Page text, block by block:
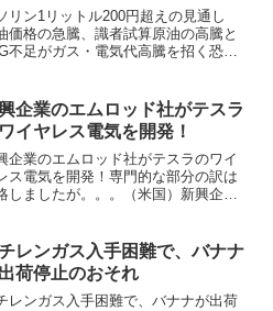
リン1リットル200円超えの見通し
価格の急騰、識者試算原油の高騰と
不足がガス・電気代高騰を招く恐れ
間9日朝）に始まった取引で、米国産
原油の...
企業のエムロッド社がテスラ
イヤレス電気を開発！
企業のエムロッド社がテスラのワイ
ス電気を開発！専門的な部分の訳は
しましたが。。。（米国）新興企業
です。これはすごいことだと思いま
私も充電なしにワイヤ...
レンガス入手困難で、バナナ
荷停止のおそれ
レンガス入手困難で、バナナが出荷